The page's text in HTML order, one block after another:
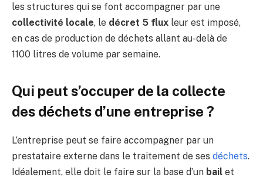
les structures qui se font accompagner par une
collectivité locale, le décret 5 flux leur est imposé,
en cas de production de déchets allant au-delà de
1100 litres de volume par semaine.
Qui peut s’occuper de la collecte
des déchets d’une entreprise ?
L’entreprise peut se faire accompagner par un
prestataire externe dans le traitement de ses déchets.
Idéalement, elle doit le faire sur la base d’un bail et